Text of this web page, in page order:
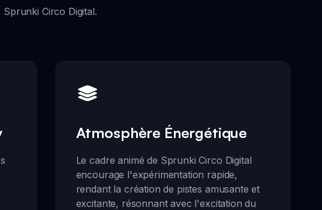
Circo Digital.
Atmosphère Énergétique
Le cadre animé de Sprunki Circo Digital
encourage l'expérimentation rapide,
rendant la création de pistes amusante et
excitante, résonnant avec l'excitation du